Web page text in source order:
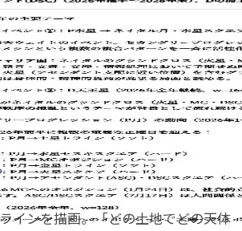
インを描画。「どの土地でどの天体